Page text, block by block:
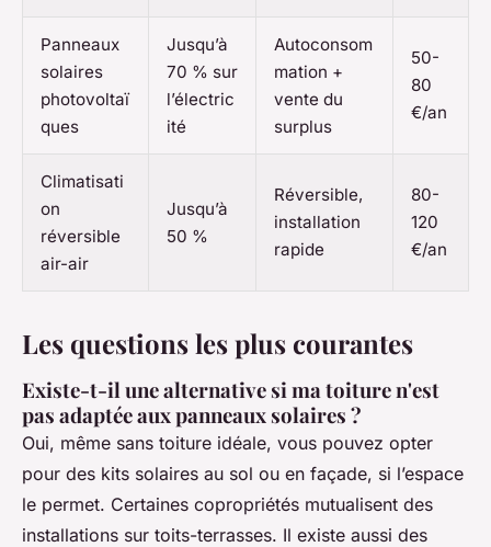
Panneaux
solaires
photovoltaï
ques
Jusqu’à
70 % sur
l’électric
ité
Autoconsom
mation +
vente du
surplus
50-
80
€/an
Climatisati
on
réversible
air-air
Jusqu’à
50 %
Réversible,
installation
rapide
80-
120
€/an
Les questions les plus courantes
Existe-t-il une alternative si ma toiture n'est
pas adaptée aux panneaux solaires ?
Oui, même sans toiture idéale, vous pouvez opter
pour des kits solaires au sol ou en façade, si l’espace
le permet. Certaines copropriétés mutualisent des
installations sur toits-terrasses. Il existe aussi des